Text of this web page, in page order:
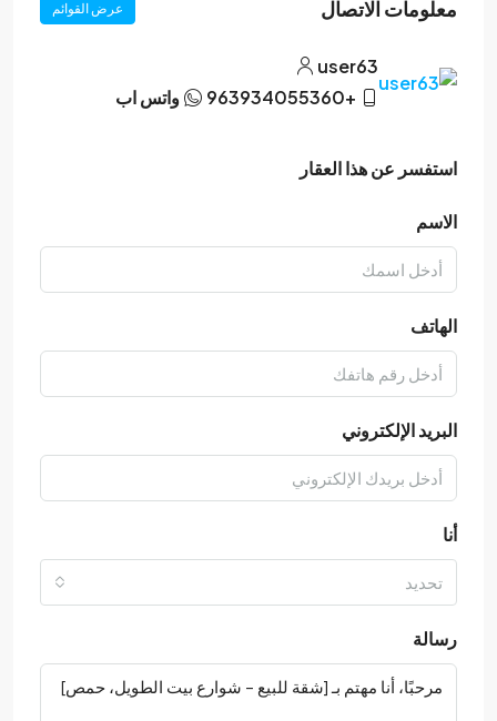
معلومات الاتصال عرض القوائم
user63
+963934055360
واتس اب
استفسر عن هذا العقار
الاسم
الهاتف
البريد الإلكتروني
أنا
تحديد
رسالة